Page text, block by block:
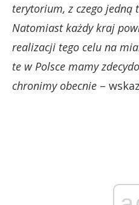
terytorium, z czego jedną
Natomiast każdy kraj
realizacji tego celu na
te w Polsce mamy
chronimy obecnie –